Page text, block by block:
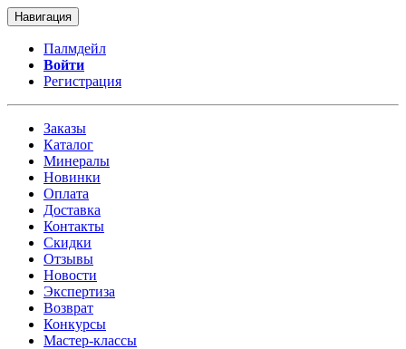
Навигация
Палмдейл
Войти
Регистрация
Заказы
Каталог
Минералы
Новинки
Оплата
Доставка
Контакты
Скидки
Отзывы
Новости
Экспертиза
Возврат
Конкурсы
Мастер-классы